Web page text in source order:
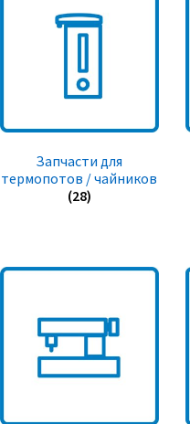
Запчасти для
термопотов / чайников
(28)